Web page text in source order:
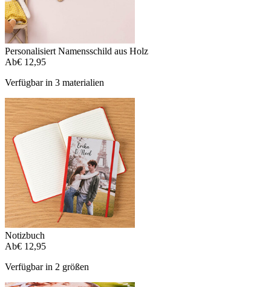
Personalisiert Namensschild aus Holz
Ab€ 12,95
Verfügbar in 3 materialien
Notizbuch
Ab€ 12,95
Verfügbar in 2 größen